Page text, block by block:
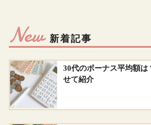
New 新着記事
30代のボーナス平均額
せて紹介